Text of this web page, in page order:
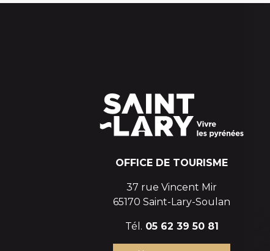
OFFICE DE TOURISME
37 rue Vincent Mir
65170 Saint-Lary-Soulan
Tél. 05 62 39 50 81